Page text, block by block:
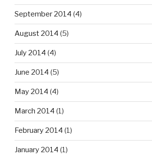
September 2014 (4)
August 2014 (5)
July 2014 (4)
June 2014 (5)
May 2014 (4)
March 2014 (1)
February 2014 (1)
January 2014 (1)